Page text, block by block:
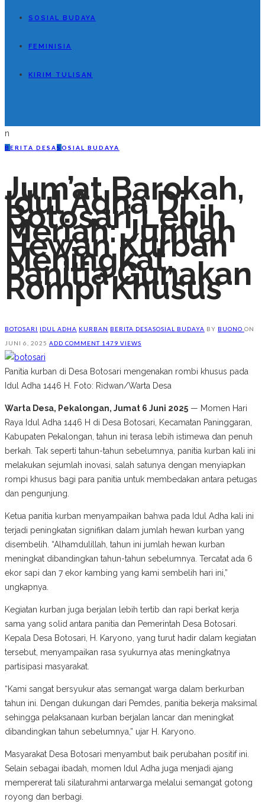
SOSIAL BUDAYA
FEMINISIA
KIRIM TULISAN
n
B ERITA DESAS OSIAL BUDAYA
Jum’at Barokah,
Idul Adha Di
Botosari Lebih
Meriah: Jumlah
Hewan Kurban
Meningkat,
Panitia Gunakan
Rompi Khusus
BOTOSARI IDUL ADHA KURBAN BERITA DESASOSIAL BUDAYA BY BUONO ON
JUNI 6, 2025 ADD COMMENT 1479 VIEWS
Panitia kurban di Desa Botosari mengenakan rombi khusus pada
Idul Adha 1446 H. Foto: Ridwan/Warta Desa
Warta Desa, Pekalongan, Jumat 6 Juni 2025 — Momen Hari
Raya Idul Adha 1446 H di Desa Botosari, Kecamatan Paninggaran,
Kabupaten Pekalongan, tahun ini terasa lebih istimewa dan penuh
berkah. Tak seperti tahun-tahun sebelumnya, panitia kurban kali ini
melakukan sejumlah inovasi, salah satunya dengan menyiapkan
rompi khusus bagi para panitia untuk membedakan antara petugas
dan pengunjung.
Ketua panitia kurban menyampaikan bahwa pada Idul Adha kali ini
terjadi peningkatan signifikan dalam jumlah hewan kurban yang
disembelih. “Alhamdulillah, tahun ini jumlah hewan kurban
meningkat dibandingkan tahun-tahun sebelumnya. Tercatat ada 6
ekor sapi dan 7 ekor kambing yang kami sembelih hari ini,”
ungkapnya.
Kegiatan kurban juga berjalan lebih tertib dan rapi berkat kerja
sama yang solid antara panitia dan Pemerintah Desa Botosari.
Kepala Desa Botosari, H. Karyono, yang turut hadir dalam kegiatan
tersebut, menyampaikan rasa syukurnya atas meningkatnya
partisipasi masyarakat.
“Kami sangat bersyukur atas semangat warga dalam berkurban
tahun ini. Dengan dukungan dari Pemdes, panitia bekerja maksimal
sehingga pelaksanaan kurban berjalan lancar dan meningkat
dibandingkan tahun sebelumnya,” ujar H. Karyono.
Masyarakat Desa Botosari menyambut baik perubahan positif ini.
Selain sebagai ibadah, momen Idul Adha juga menjadi ajang
mempererat tali silaturahmi antarwarga melalui semangat gotong
royong dan berbagi.